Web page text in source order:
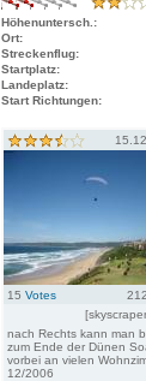
Höhenuntersch.:
Ort:
Streckenflug:
Startplatz:
Landeplatz:
Start Richtungen:
15 Votes
nach Rechts kann man
zum Ende der Dünen
vorbei an vielen
12/2006